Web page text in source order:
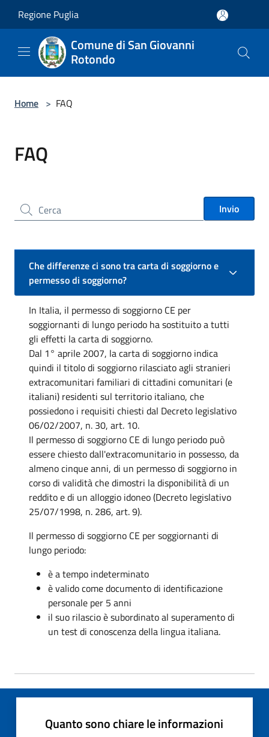
Regione Puglia
Comune di San Giovanni
Rotondo
Home > FAQ
FAQ
Cerca nel sito Invio
Che differenze ci sono tra carta di soggiorno e
permesso di soggiorno?
In Italia, il permesso di soggiorno CE per
soggiornanti di lungo periodo ha sostituito a tutti
gli effetti la carta di soggiorno.
Dal 1° aprile 2007, la carta di soggiorno indica
quindi il titolo di soggiorno rilasciato agli stranieri
extracomunitari familiari di cittadini comunitari (e
italiani) residenti sul territorio italiano, che
possiedono i requisiti chiesti dal Decreto legislativo
06/02/2007, n. 30, art. 10.
Il permesso di soggiorno CE di lungo periodo può
essere chiesto dall'extracomunitario in possesso, da
almeno cinque anni, di un permesso di soggiorno in
corso di validità che dimostri la disponibilità di un
reddito e di un alloggio idoneo (Decreto legislativo
25/07/1998, n. 286, art. 9).
Il permesso di soggiorno CE per soggiornanti di
lungo periodo:
è a tempo indeterminato
è valido come documento di identificazione
personale per 5 anni
il suo rilascio è subordinato al superamento di
un test di conoscenza della lingua italiana.
Quanto sono chiare le informazioni